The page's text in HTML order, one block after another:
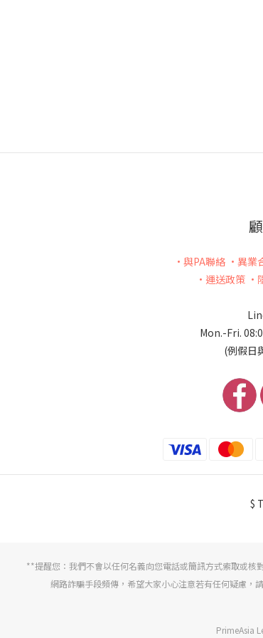
•與PA聯絡 •異業
•運送政策 •
Mon.-Fri.
(例假日
$
**提醒您：我們不會以任何名義向您電話或簡訊方式索取或核
網路詐騙手段頻傳，希望大家小心注意若有任何疑慮，
PrimeAsia